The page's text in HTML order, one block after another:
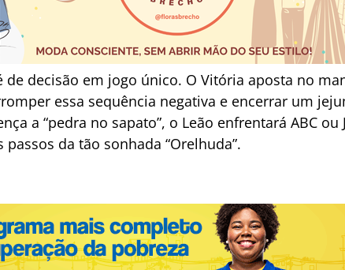
de decisão em jogo único. O Vitória aposta no
essa sequência negativa e encerrar um
a “pedra no sapato”, o Leão enfrentará ABC
da tão sonhada “Orelhuda”.